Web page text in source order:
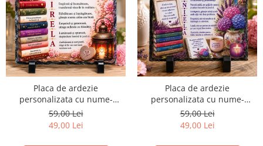
Placa de ardezie
personalizata cu nume-
Mirela
59,00 Lei
49,00 Lei
Placa de ardezie
personalizata cu nume-
Daniela
59,00 Lei
49,00 Lei